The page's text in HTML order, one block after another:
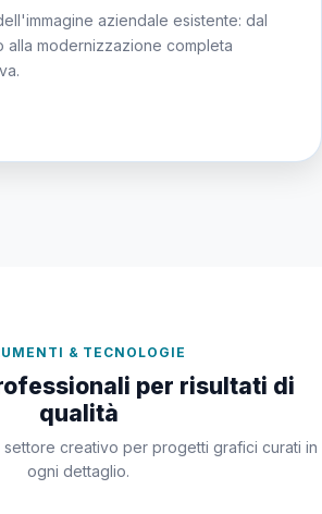
aziendale esistente: dal
alla modernizzazione completa
& TECNOLOGIE
per risultati di
qualità
creativo per progetti grafici curati in
ogni dettaglio.